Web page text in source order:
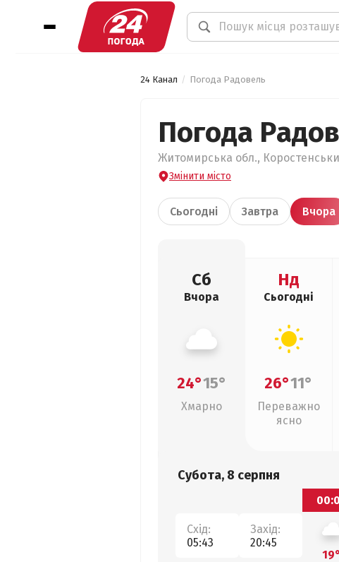
24 Канал Погода Радовель
Погода
Житомирська обл.,
Змінити місто
Сьогодні Завтра Вчора
Сб
Вчора
24°15°
Хмарно
Нд
Сьогодні
26°11°
Переважно
ясно
Субота, 8 серпня
Схід:
05:43
Захід:
20:45
19°